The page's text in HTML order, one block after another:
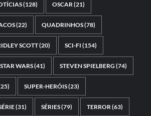
(128) OSCAR(21)
(22) QUADRINHOS(78)
SCOTT(20) SCI-FI (154)
STAR WARS(41) STEVEN SPIELBERG (74)
SUPER-HERÓIS(23)
(31) SÉRIES(79) TERROR(63)